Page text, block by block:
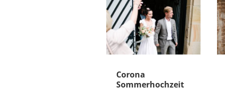
Corona
Sommerhochzeit